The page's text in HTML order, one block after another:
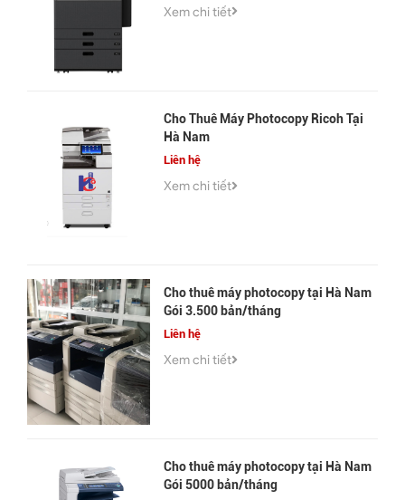
Xem chi tiết
Cho Thuê Máy Photocopy Ricoh Tại
Hà Nam
Liên hệ
Xem chi tiết
Cho thuê máy photocopy tại Hà Nam
Gói 3.500 bản/tháng
Liên hệ
Xem chi tiết
Cho thuê máy photocopy tại Hà Nam
Gói 5000 bản/tháng